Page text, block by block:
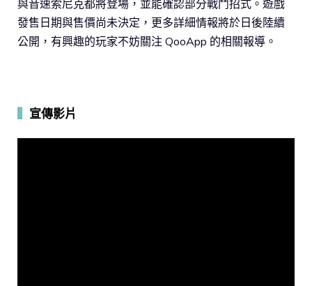
與音速索尼克都將登場，並能確認部分戰鬥招式。遊戲
發售日期與售價尚未決定，更多詳細情報將於日後陸續
公開，有興趣的玩家不妨關注 QooApp 的相關報導。
宣傳影片